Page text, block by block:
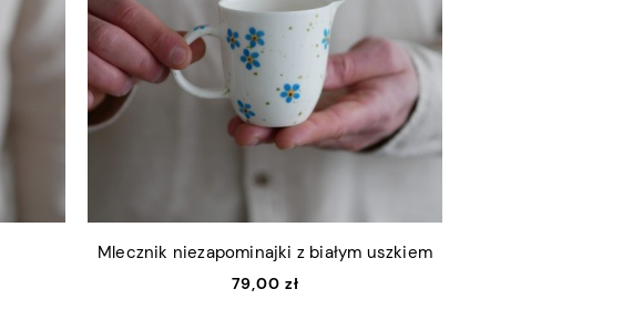
Mlecznik niezapominajki z białym uszkiem
79,00 zł